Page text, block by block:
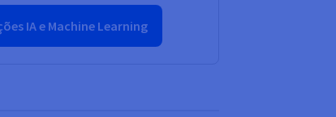
IA e Machine Learning